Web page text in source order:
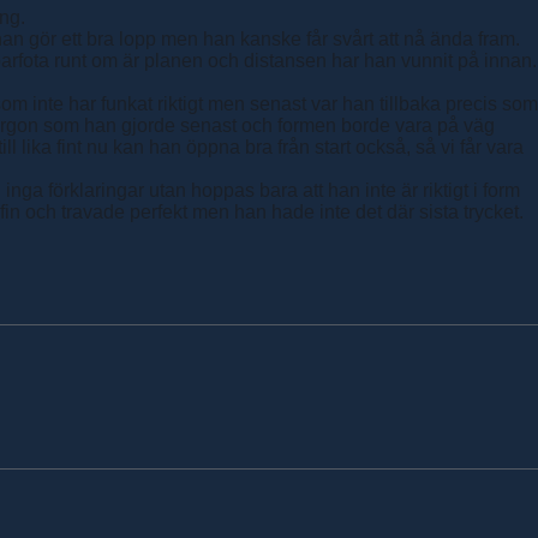
gör ett bra lopp men han kanske får svårt att nå ända fram.
runt om är planen och distansen har han vunnit på innan.
inte har funkat riktigt men senast var han tillbaka precis som
som han gjorde senast och formen borde vara på väg
lika fint nu kan han öppna bra från start också, så vi får vara
förklaringar utan hoppas bara att han inte är riktigt i form
och travade perfekt men han hade inte det där sista trycket.